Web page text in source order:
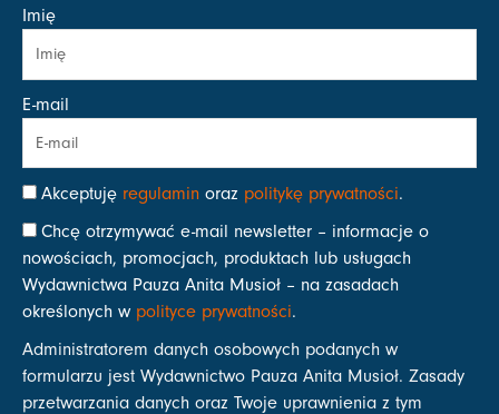
Imię
E-mail
Akceptuję regulamin oraz politykę prywatności.
Chcę otrzymywać e-mail newsletter – informacje o
nowościach, promocjach, produktach lub usługach
Wydawnictwa Pauza Anita Musioł – na zasadach
określonych w polityce prywatności.
Administratorem danych osobowych podanych w
formularzu jest Wydawnictwo Pauza Anita Musioł. Zasady
przetwarzania danych oraz Twoje uprawnienia z tym